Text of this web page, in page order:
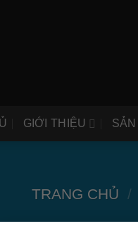
GIỚI THIỆU
TRANG CHỦ /